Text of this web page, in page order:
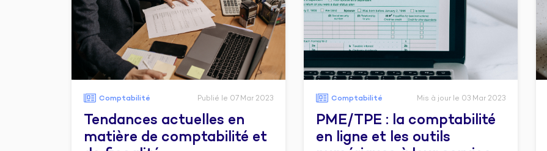
Comptabilité Publié le 07 Mar 2023
Tendances actuelles en
matière de comptabilité et
Comptabilité Mis à jour le 03 Mar 2023
PME/TPE : la comptabilité
en ligne et les outils